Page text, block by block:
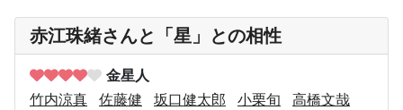
赤江珠緒さんと「星」との相性
金星人
竹内涼真
佐藤健 坂口健太郎 小栗旬
高橋文哉